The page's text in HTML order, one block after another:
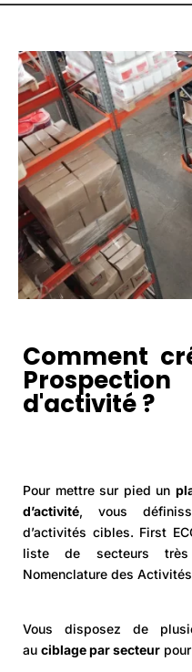
Comment
d'activité ?
Pour mettre sur pied un
d’activité, vous
d’activités cibles. First
liste de secteurs
Nomenclature des
Vous disposez de
au ciblage par secteur